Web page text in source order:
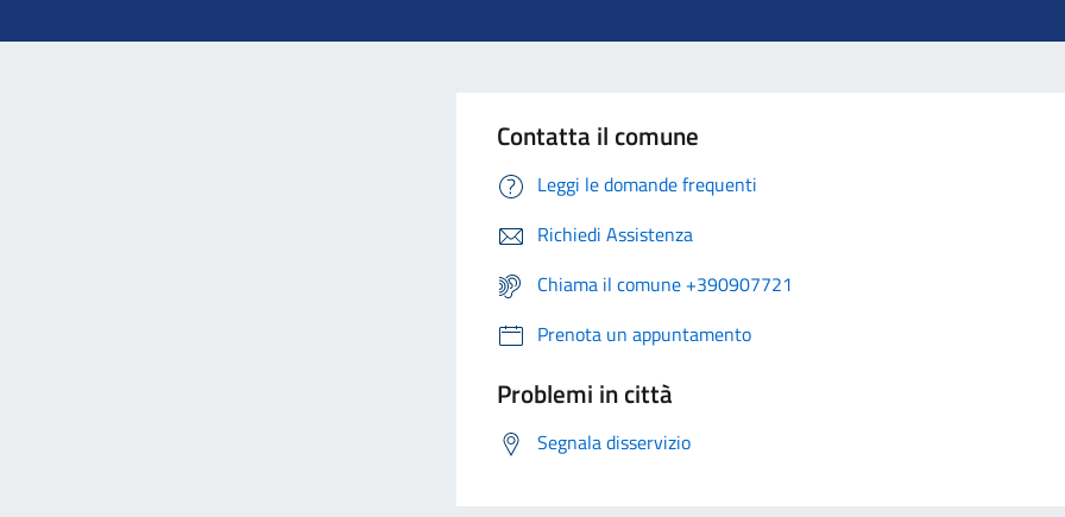
Contatta il comune
Leggi le domande frequenti
Richiedi Assistenza
Chiama il comune +390907721
Prenota un appuntamento
Problemi in città
Segnala disservizio